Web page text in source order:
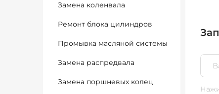
Замена коленвала
Ремонт блока цилиндров
Промывка масляной системы
Замена распредвала
Замена поршневых колец